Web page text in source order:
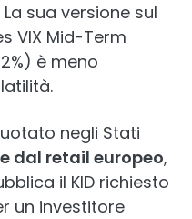
La sua versione sul
VIX Mid-Term
è meno
negli Stati
dal retail europeo,
il KID richiesto
un investitore